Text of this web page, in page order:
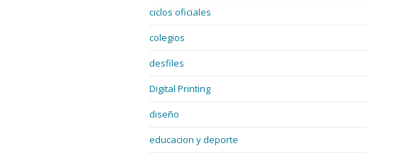
ciclos oficiales
colegios
desfiles
Digital Printing
diseño
educacion y deporte